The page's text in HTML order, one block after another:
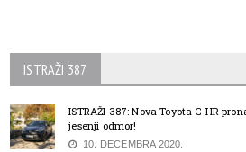
ISTRAŽI 387
ISTRAŽI 387: Nova Toyota C-HR
jesenji odmor!
10. DECEMBRA 2020.